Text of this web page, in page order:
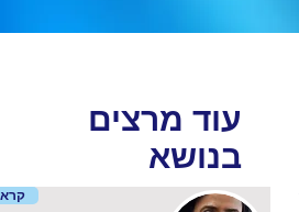
עוד מרצים
בנושא
קרא